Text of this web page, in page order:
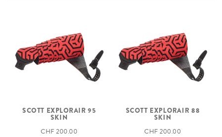
SCOTT EXPLORAIR 95
SKIN
CHF 200.00
SCOTT EXPLORAIR 88
SKIN
CHF 200.00